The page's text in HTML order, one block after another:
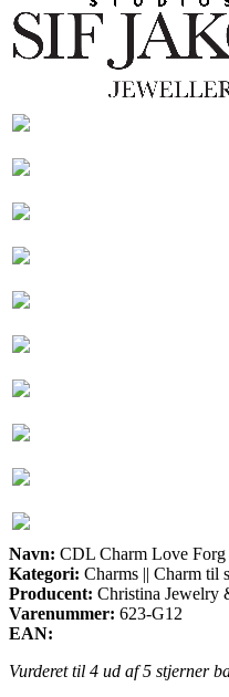
Navn: CDL Charm Love Forg
Kategori: Charms || Charm til
Producent: Christina Jewelry
Varenummer: 623-G12
EAN:
Vurderet til 4 ud af 5 stjerner